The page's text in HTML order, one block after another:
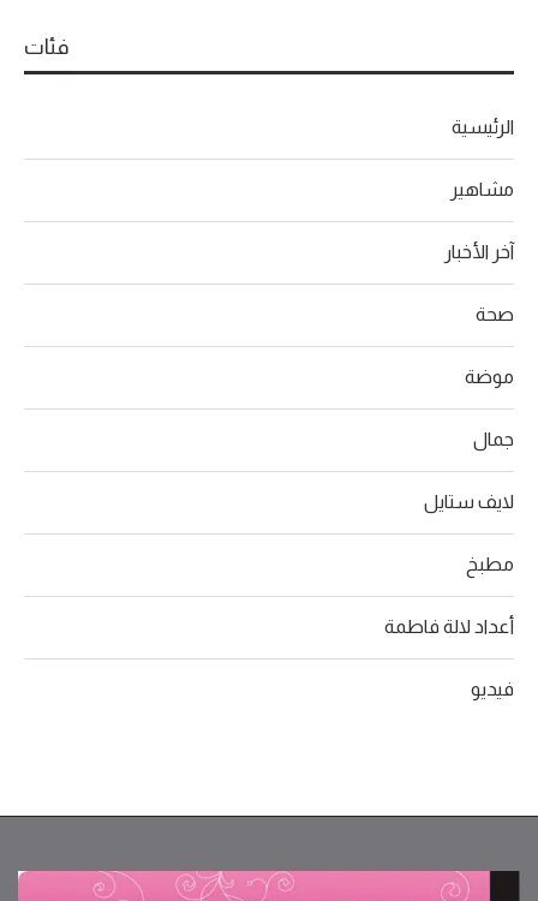
فئات
الرئيسية
مشاهير
آخر الأخبار
صحة
موضة
جمال
لايف ستايل
مطبخ
أعداد لالة فاطمة
فيديو